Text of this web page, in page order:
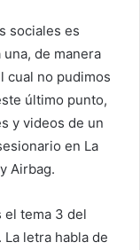
sociales es
de manera
cual no pudimos
último punto,
y videos de un
en La
Airbag.
el tema 3 del
La letra habla de